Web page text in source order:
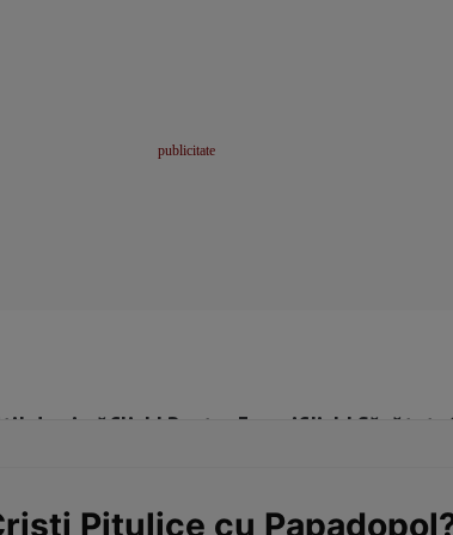
de viațăClick! Pentru FemeiClick! Sănătate
Pitulice cu